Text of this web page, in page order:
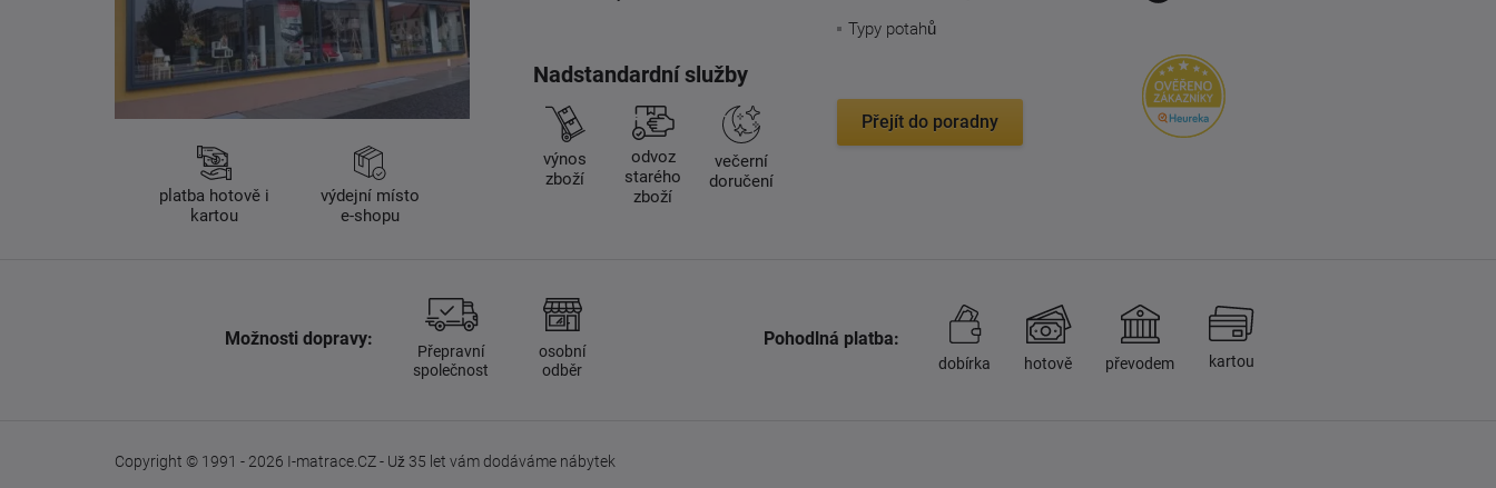
platba hotově i
kartou
výdejní místo
e-shopu
Nadstandardní služby
výnos
zboží
odvoz
starého
zboží
večerní
doručení
Typy potahů
Přejít do poradny
Možnosti dopravy:
Přepravní
společnost
osobní
odběr
Pohodlná platba:
dobírka hotově převodem kartou
Copyright © 1991 - 2026 I-matrace.CZ - Už 35 let vám dodáváme nábytek